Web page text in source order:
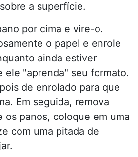
a superfície.
por cima e vire-o.
o papel e enrole
ainda estiver
ele "aprenda" seu formato.
de enrolado para que
Em seguida, remova
os panos, coloque em uma
com uma pitada de